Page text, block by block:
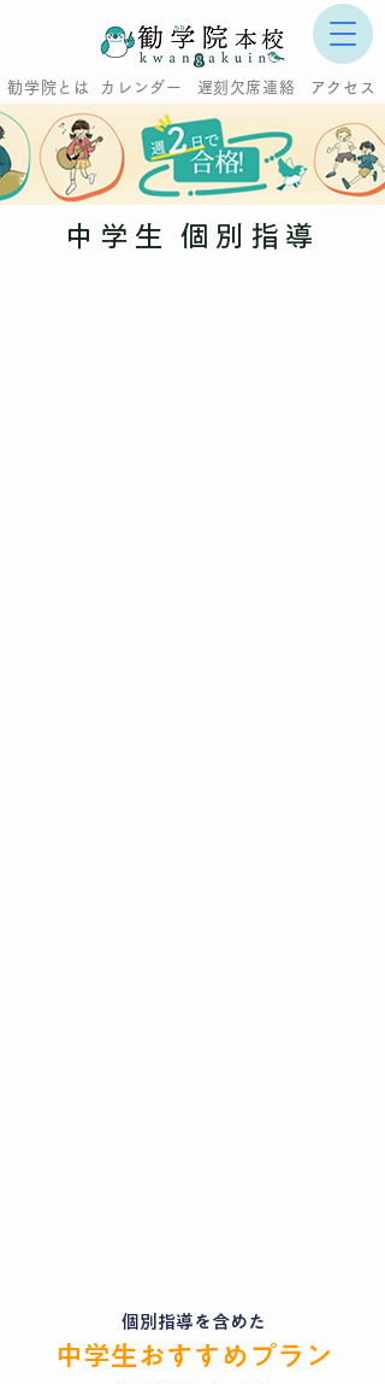
アクセス
カレンダー
勧学院とは
あ
遅刻欠席連絡
中学生 個別指導
個別指導を含めた
中学生おすすめ プラン